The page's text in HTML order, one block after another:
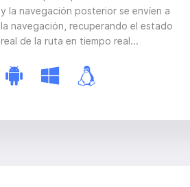
y la navegación posterior se envíen a
la navegación, recuperando el estado
real de la ruta en tiempo real...